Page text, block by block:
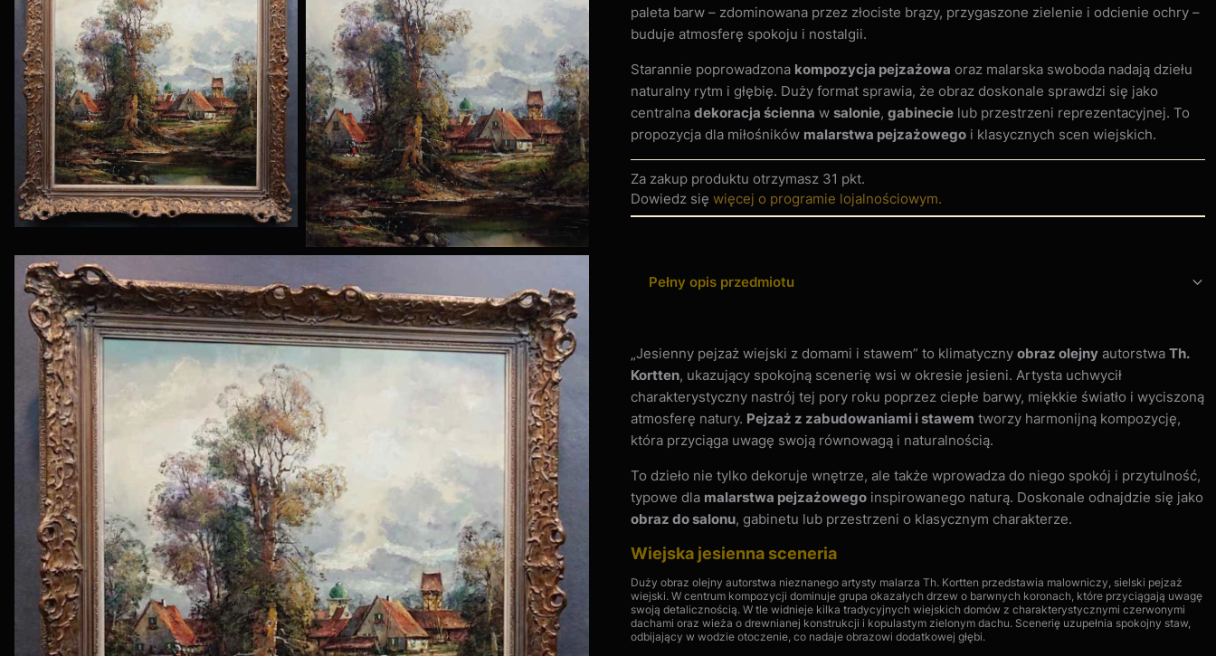
paleta barw – zdominowana przez złociste brązy, przygaszone zielenie i odcienie ochry –
buduje atmosferę spokoju i nostalgii.
Starannie poprowadzona kompozycja pejzażowa oraz malarska swoboda nadają dziełu
naturalny rytm i głębię. Duży format sprawia, że obraz doskonale sprawdzi się jako
centralna dekoracja ścienna w salonie, gabinecie lub przestrzeni reprezentacyjnej. To
propozycja dla miłośników malarstwa pejzażowego i klasycznych scen wiejskich.
Za zakup produktu otrzymasz 31 pkt.
Dowiedz się więcej o programie lojalnościowym.
Pełny opis przedmiotu
„Jesienny pejzaż wiejski z domami i stawem” to klimatyczny obraz olejny autorstwa Th.
Kortten, ukazujący spokojną scenerię wsi w okresie jesieni. Artysta uchwycił
charakterystyczny nastrój tej pory roku poprzez ciepłe barwy, miękkie światło i wyciszoną
atmosferę natury. Pejzaż z zabudowaniami i stawem tworzy harmonijną kompozycję,
która przyciąga uwagę swoją równowagą i naturalnością.
To dzieło nie tylko dekoruje wnętrze, ale także wprowadza do niego spokój i przytulność,
typowe dla malarstwa pejzażowego inspirowanego naturą. Doskonale odnajdzie się jako
obraz do salonu, gabinetu lub przestrzeni o klasycznym charakterze.
Wiejska jesienna sceneria
Duży obraz olejny autorstwa nieznanego artysty malarza Th. Kortten przedstawia malowniczy, sielski pejzaż
wiejski. W centrum kompozycji dominuje grupa okazałych drzew o barwnych koronach, które przyciągają uwagę
swoją detalicznością. W tle widnieje kilka tradycyjnych wiejskich domów z charakterystycznymi czerwonymi
dachami oraz wieża o drewnianej konstrukcji i kopulastym zielonym dachu. Scenerię uzupełnia spokojny staw,
odbijający w wodzie otoczenie, co nadaje obrazowi dodatkowej głębi.